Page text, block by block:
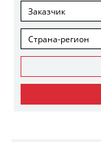
Заказчик
Страна-регион